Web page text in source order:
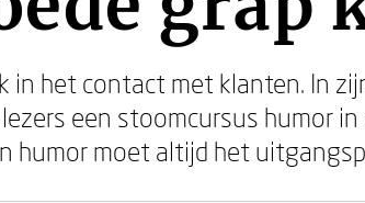
in het contact met klanten. In
een stoomcursus humor
humor moet altijd het